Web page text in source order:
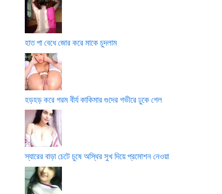
হাত পা বেধে জোর করে মাকে চুদলাম
হড়হড় করে গরম বীর্য কাকিমার গুদের গভীরে ঢুকে গেল
স্যারের বাড়া চেটে চুষে অস্থির সুখ দিয়ে প্রমোশন নেওয়া